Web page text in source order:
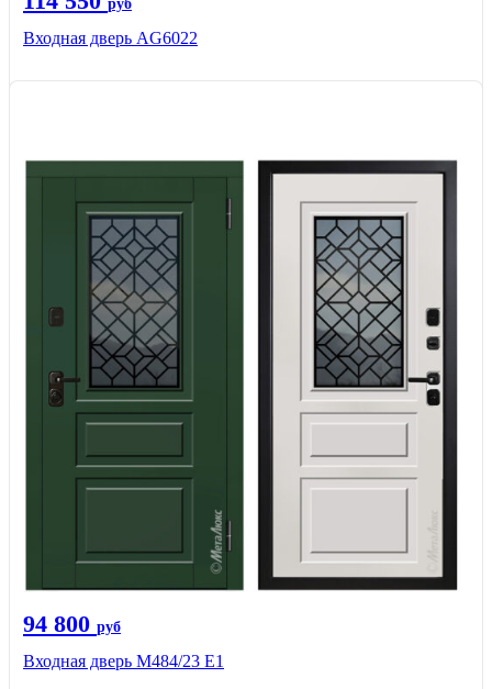
руб
Входная дверь AG6022
94 800 руб
Входная дверь М484/23 Е1